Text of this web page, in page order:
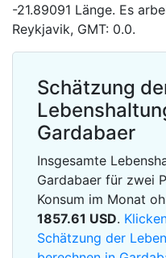
-21.89091 Länge. Es
Reykjavik, GMT: 0.0.
Schätzung
Gardabaer
Insgesamte
Gardabaer für zwei
Konsum im Monat
1857.61 USD.
Schätzung der